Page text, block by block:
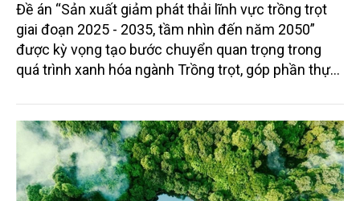
Đề án “Sản xuất giảm phát thải lĩnh vực trồng trọt
giai đoạn 2025 - 2035, tầm nhìn đến năm 2050”
được kỳ vọng tạo bước chuyển quan trọng trong
quá trình xanh hóa ngành Trồng trọt, góp phần thực
đồng thời mở ra cơ hội hình thành thị trường sản
phẩm phát thải thấp và tín chỉ carbon trong nông
nghiệp.